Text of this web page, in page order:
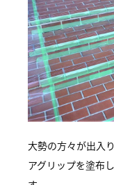
大勢の方々が出入
アグリップを塗布